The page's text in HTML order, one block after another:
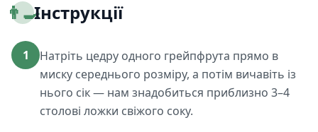
👨‍🍳Інструкції
1
Натріть цедру одного грейпфрута прямо в
миску середнього розміру, а потім вичавіть із
нього сік — нам знадобиться приблизно 3–4
столові ложки свіжого соку.